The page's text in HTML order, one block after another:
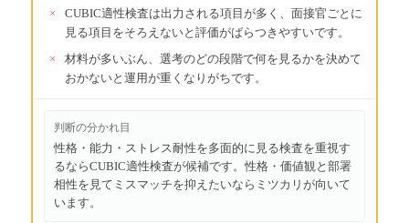
×
CUBIC適性検査は出力される項目が多く、面接官ごとに
見る項目をそろえないと評価がばらつきやすいです。
×
材料が多いぶん、選考のどの段階で何を見るかを決めて
おかないと運用が重くなりがちです。
判断の分かれ目
性格・能力・ストレス耐性を多面的に見る検査を重視す
るならCUBIC適性検査が候補です。性格・価値観と部署
相性を見てミスマッチを抑えたいならミツカリが向いて
います。